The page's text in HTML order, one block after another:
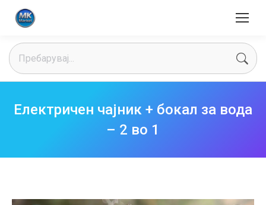
Search:
Електричен чајник + бокал за вода
– 2 во 1